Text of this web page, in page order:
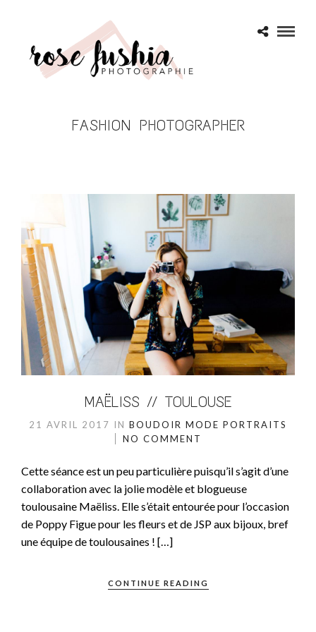
FASHION PHOTOGRAPHER
MAËLISS // TOULOUSE
21 AVRIL 2017 IN BOUDOIR MODE PORTRAITS
NO COMMENT
Cette séance est un peu particulière puisqu’il s’agit d’une
collaboration avec la jolie modèle et blogueuse
toulousaine Maëliss. Elle s’était entourée pour l’occasion
de Poppy Figue pour les fleurs et de JSP aux bijoux, bref
une équipe de toulousaines ! […]
CONTINUE READING